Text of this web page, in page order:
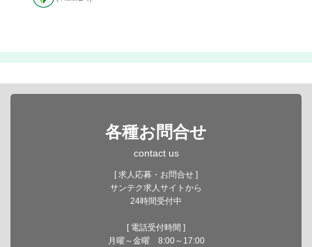
各種お問合せ
contact us
[ 求人応募・お問合せ ]
サンテク求人サイトから
24時間受付中
[ 電話受付時間 ]
月曜～金曜 8:00～17:00